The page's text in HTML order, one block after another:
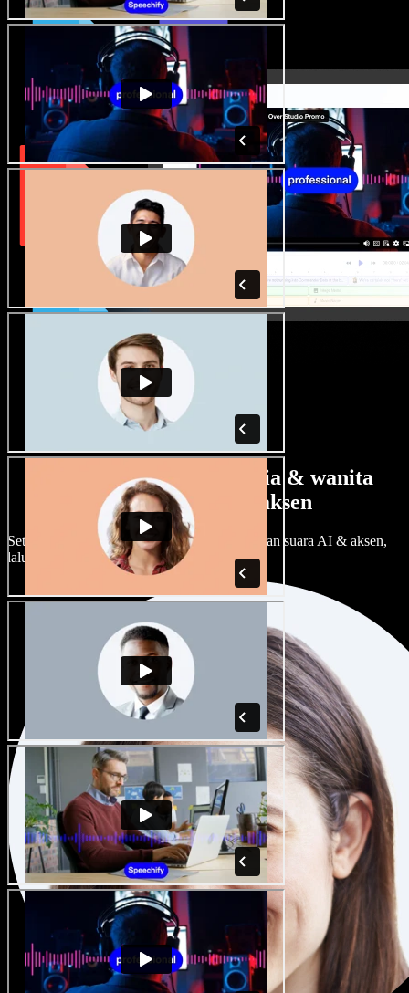
Banyak pilihan suara pria & wanita
dengan berbagai aksen
Setiap proyek bisa terdengar beda. Pilih ratusan suara AI & aksen,
lalu sesuaikan sesuka Anda.